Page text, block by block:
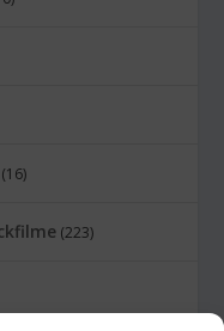
(16)
(223)